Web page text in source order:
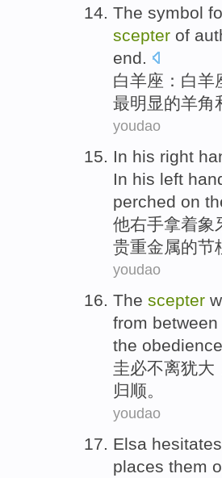
The symbol
scepter of
end.
白羊座 ：白羊
最明显的羊角
youdao
In his right
In his left
perched on
他右手拿着象
贵重金属的节
youdao
The scepter
from between
the obedience
圭必不离犹大
归顺。
youdao
Elsa hesitates
places them